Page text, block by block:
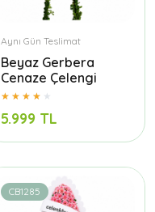
Aynı Gün Teslimat
Beyaz Gerbera
Cenaze Çelengi
5.999 TL
CB1285